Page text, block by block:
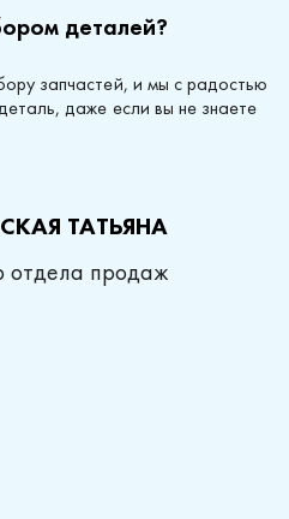
деталей?
запчастей, и мы с радостью
даже если вы не знаете
ТАТЬЯНА
продаж